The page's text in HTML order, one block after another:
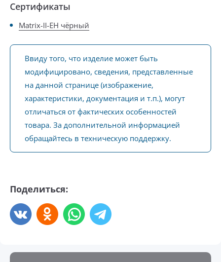
Сертификаты
Matrix-II-EH чёрный
Ввиду того, что изделие может быть
модифицировано, сведения, представленные
на данной странице (изображение,
характеристики, документация и т.п.), могут
отличаться от фактических особенностей
товара. За дополнительной информацией
обращайтесь в техническую поддержку.
Поделиться: